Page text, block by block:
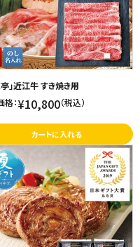
亭」近江牛 すき焼き用
：¥10,800（税込）
カートに入れる